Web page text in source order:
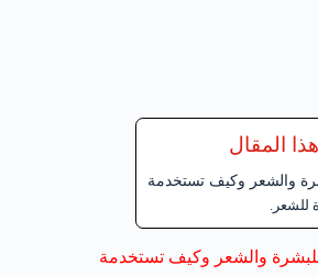
المقال
والشعر وكيف تستخدمة
للشعر.
والشعر وكيف تستخدمة